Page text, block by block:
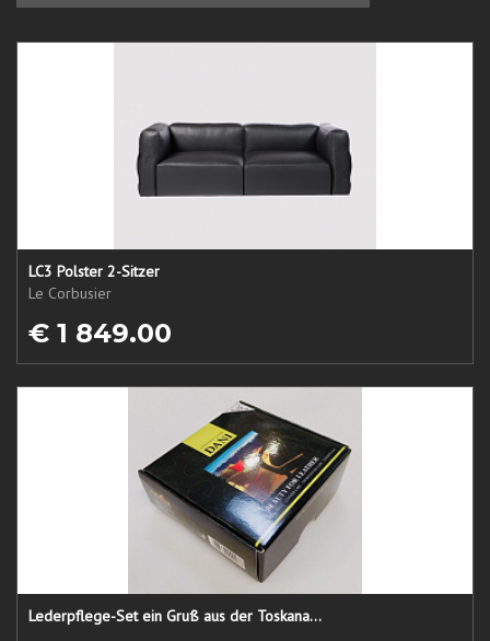
LC3 Polster 2-Sitzer
Le Corbusier
€ 1 849.00
Lederpflege-Set ein Gruß aus der Toskana...